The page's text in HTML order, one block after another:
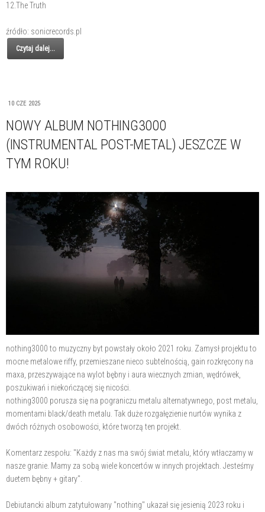
12.The Truth
źródło: sonicrecords.pl
Czytaj dalej...
10 CZE 2025
NOWY ALBUM NOTHING3000
(INSTRUMENTAL POST-METAL) JESZCZE W
TYM ROKU!
nothing3000 to muzyczny byt powstały około 2021 roku. Zamysł projektu to
mocne metalowe riffy, przemieszane nieco subtelnością, gain rozkręcony na
maxa, przeszywające na wylot bębny i aura wiecznych zmian, wędrówek,
poszukiwań i niekończącej się nicości.
nothing3000 porusza się na pograniczu metalu alternatywnego, post metalu,
momentami black/death metalu. Tak duże rozgałęzienie nurtów wynika z
dwóch różnych osobowości, które tworzą ten projekt.
Komentarz zespołu: "Każdy z nas ma swój świat metalu, który wtłaczamy w
nasze granie. Mamy za sobą wiele koncertów w innych projektach. Jesteśmy
duetem bębny + gitary".
Debiutancki album zatytułowany "nothing" ukazał się jesienią 2023 roku i